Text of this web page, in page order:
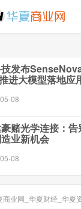
发布
进大模型落地应
08
赌光学连接：
业新机会
08
商业网_华夏财经_华夏